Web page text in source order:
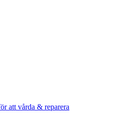
att vårda & reparera